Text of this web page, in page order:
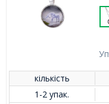
кількість
1-2 упак.